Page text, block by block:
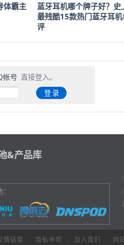
体霸主
蓝牙耳机哪个牌子好？史
最残酷15款热门蓝牙耳
评
帐号 直接登入。
&产品库
情链接 - 隐私申明 - 加入我们 -
网